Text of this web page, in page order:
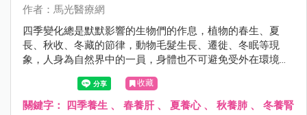
作者：馬光醫療網
四季變化總是默默影響的生物們的作息，植物的春生、夏
長、秋收、冬藏的節律，動物毛髮生長、遷徙、冬眠等現
象，人身為自然界中的一員，身體也不可避免受外在環境而
收藏
關鍵字： 四季養生 、 春養肝、 夏養心、 秋養肺 、 冬養腎